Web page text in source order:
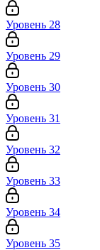
Уровень 28
Уровень 29
Уровень 30
Уровень 31
Уровень 32
Уровень 33
Уровень 34
Уровень 35